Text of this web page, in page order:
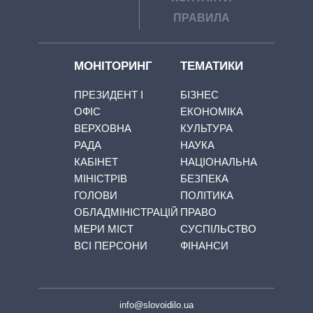
ПРАВИЛА
МОНІТОРИНГ
ПРЕЗИДЕНТ І
ОФІС
ВЕРХОВНА
РАДА
КАБІНЕТ
МІНІСТРІВ
ГОЛОВИ
ОБЛАДМІНІСТРАЦІЙ
МЕРИ МІСТ
ВСІ ПЕРСОНИ
ТЕМАТИКИ
БІЗНЕС
ЕКОНОМІКА
КУЛЬТУРА
НАУКА
НАЦІОНАЛЬНА
БЕЗПЕКА
ПОЛІТИКА
ПРАВО
СУСПІЛЬСТВО
ФІНАНСИ
info@slovoidilo.ua